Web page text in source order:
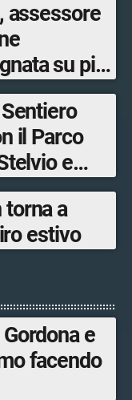
assessore
su più
coinvolti
Lecco,
Como
il Parco
e
torna a
estivo
e
facendo